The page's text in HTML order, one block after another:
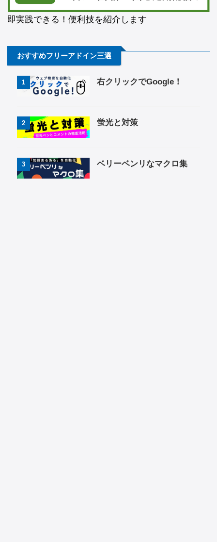
即実践できる！便利技を紹介します
おすすめフリーアドイン三選
1 右クリックでGoogle！
2 蛍光と対策
3 ベリーベンリなマクロ集